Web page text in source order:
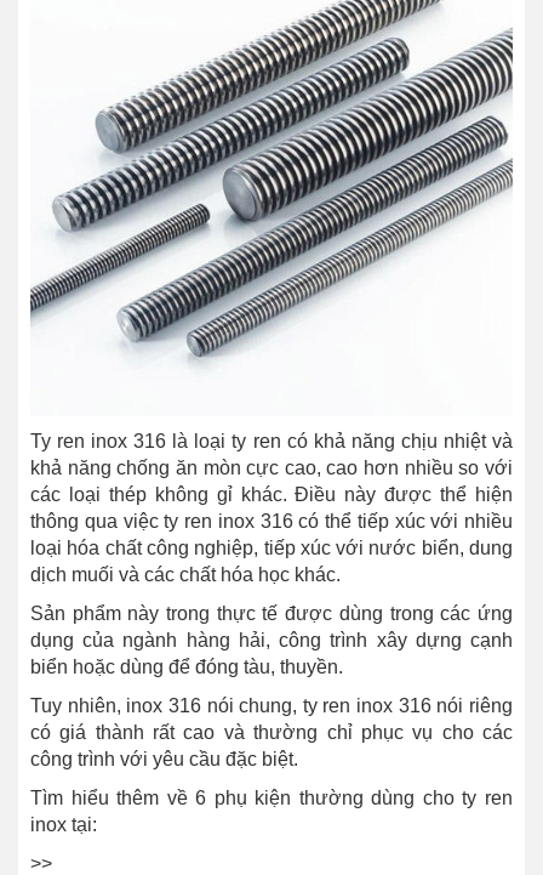
Ty ren inox 316 là loại ty ren có khả năng chịu nhiệt và
khả năng chống ăn mòn cực cao, cao hơn nhiều so với
các loại thép không gỉ khác.Điều này được thể hiện
thông qua việc ty ren inox 316 có thể tiếp xúc với nhiều
loại hóa chất công nghiệp, tiếp xúc với nước biển, dung
dịch muối và các chất hóa học khác.
Sản phẩm này trong thực tế được dùng trong các ứng
dụng của ngành hàng hải, công trình xây dựng cạnh
biển hoặc dùng để đóng tàu, thuyền.
Tuy nhiên, inox 316 nói chung, ty ren inox 316 nói riêng
có giá thành rất cao và thường chỉ phục vụ cho các
công trình với yêu cầu đặc biệt.
Tìm hiểu thêm về 6 phụ kiện thường dùng cho ty ren
inox tại:
>>